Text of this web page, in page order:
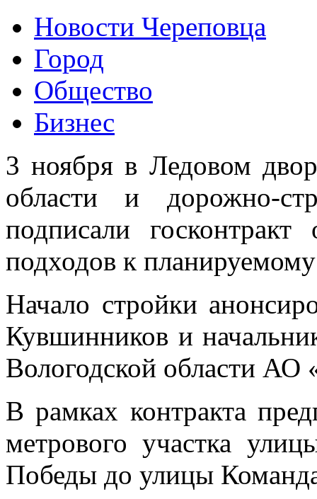
Новости Череповца
Город
Общество
Бизнес
3 ноября в Ледовом
области и дорожно-
подписали
подходов к
Начало стройки
Кувшинников и
Вологодской области
В рамках контракта
метрового участка
Победы до улицы